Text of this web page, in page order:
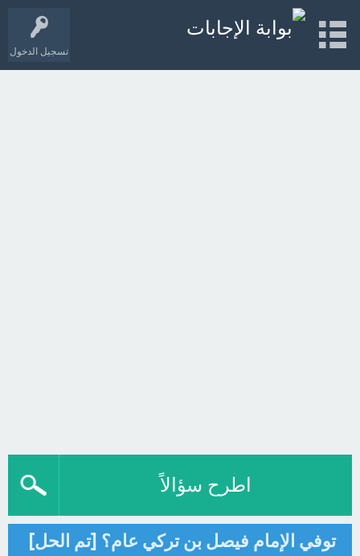
تسجيل الدخول
اطرح سؤالاً
توفي الإمام فيصل بن تركي عام؟ [تم الحل]